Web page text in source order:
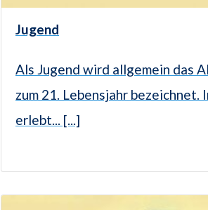
Jugend
Als Jugend wird allgemein das
zum 21. Lebensjahr bezeichnet.
erlebt... [...]